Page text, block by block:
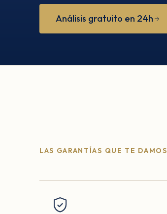
Análisis gratuito en 24h
LAS GARANTÍAS QUE TE DAMOS